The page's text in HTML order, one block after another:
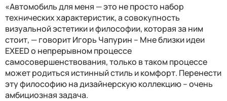
«Автомобиль для меня — это не просто набор
технических характеристик, а совокупность
визуальной эстетики и философии, которая за ним
стоит, — говорит Игорь Чапурин – Мне близки идеи
EXEED о непрерывном процессе
самосовершенствования, только в таком процессе
может родиться истинный стиль и комфорт. Перенести
эту философию на дизайнерскую коллекцию – очень
амбициозная задача.